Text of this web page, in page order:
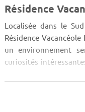
Résidence
Localisée dans le
Résidence
un environnement
curiosités
découvrez d'autres